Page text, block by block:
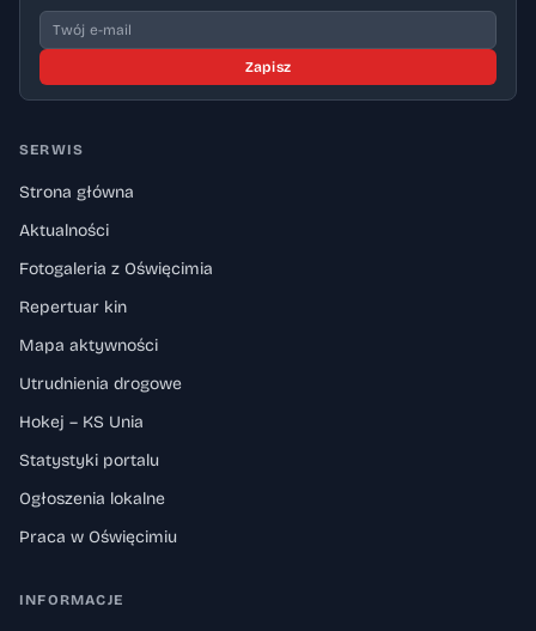
Zapisz
SERWIS
Strona główna
Aktualności
Fotogaleria z Oświęcimia
Repertuar kin
Mapa aktywności
Utrudnienia drogowe
Hokej – KS Unia
Statystyki portalu
Ogłoszenia lokalne
Praca w Oświęcimiu
INFORMACJE